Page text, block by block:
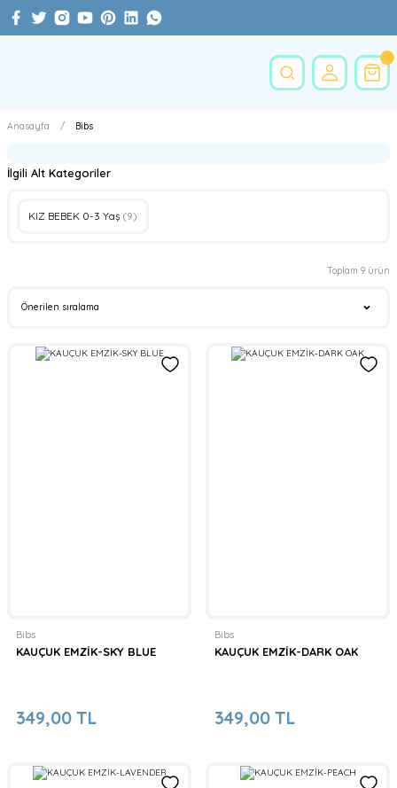
Anasayfa Bibs
İlgili Alt Kategoriler
KIZ BEBEK 0-3 Yaş (9)
Toplam 9 ürün
Bibs
KAUÇUK EMZİK-SKY BLUE
349,00 TL
Bibs
KAUÇUK EMZİK-DARK OAK
349,00 TL